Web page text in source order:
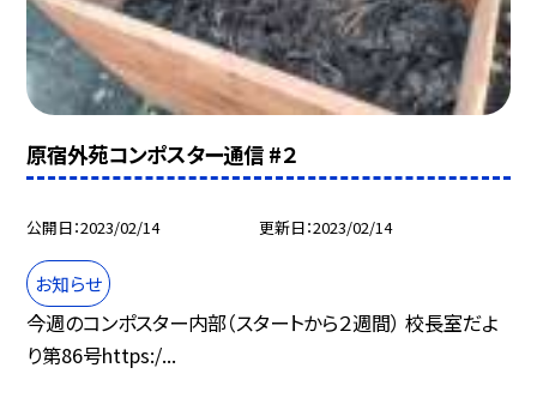
原宿外苑コンポスター通信 #２
公開日 2023/02/14 更新日 2023/02/14
お知らせ
今週のコンポスター内部（スタートから２週間） 校長室だよ
り第86号https:/...